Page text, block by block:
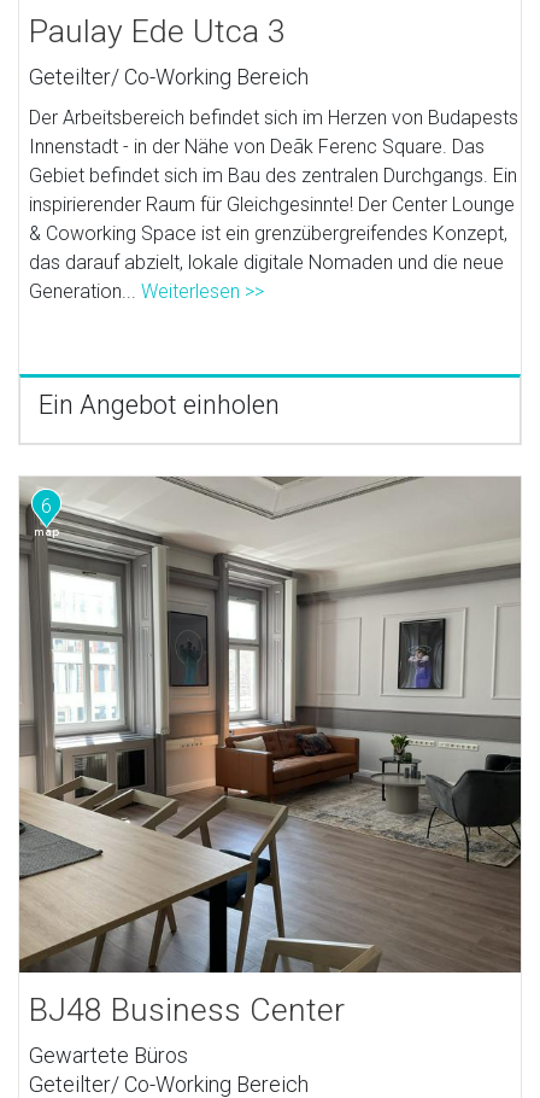
Paulay Ede Utca 3
Geteilter/ Co-Working Bereich
Der Arbeitsbereich befindet sich im Herzen von Budapests
Innenstadt - in der Nähe von Deãk Ferenc Square. Das
Gebiet befindet sich im Bau des zentralen Durchgangs. Ein
inspirierender Raum für Gleichgesinnte! Der Center Lounge
& Coworking Space ist ein grenzübergreifendes Konzept,
das darauf abzielt, lokale digitale Nomaden und die neue
Generation...Weiterlesen >>
Ein Angebot einholen
6
BJ48 Business Center
Gewartete Büros
Geteilter/ Co-Working Bereich